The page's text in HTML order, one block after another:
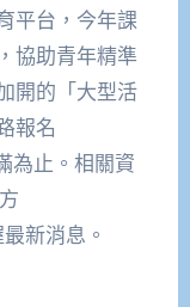
平台，今年課
協助青年精準
開的「大型活
報名
為止。相關資
新消息。